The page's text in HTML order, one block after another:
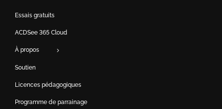
Essais gratuits
ACDSee 365 Cloud
À propos
Soutien
Licences pédagogiques
Programme de parrainage